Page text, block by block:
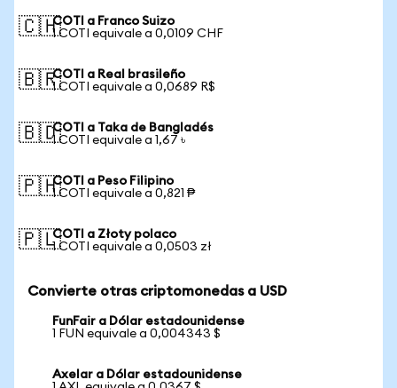
🇨🇭COTI a Franco Suizo
1 COTI equivale a 0,0109 CHF
🇧🇷COTI a Real brasileño
1 COTI equivale a 0,0689 R$
🇧🇩COTI a Taka de Bangladés
1 COTI equivale a 1,67 ৳
🇵🇭COTI a Peso Filipino
1 COTI equivale a 0,821 ₱
🇵🇱COTI a Złoty polaco
1 COTI equivale a 0,0503 zł
Convierte otras criptomonedas a USD
FunFair a Dólar estadounidense
1 FUN equivale a 0,004343 $
Axelar a Dólar estadounidense